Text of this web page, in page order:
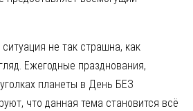
не так страшна, как
Ежегодные празднования,
планеты в День БЕЗ
что данная тема становится всё